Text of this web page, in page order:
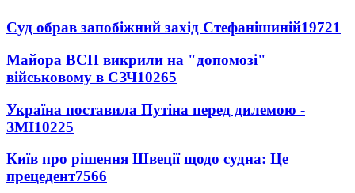
Суд обрав запобіжний захід Стефанішиній19721
Майора ВСП викрили на "допомозі"
військовому в СЗЧ10265
Україна поставила Путіна перед дилемою -
ЗМІ10225
Київ про рішення Швеції щодо судна: Це
прецедент7566